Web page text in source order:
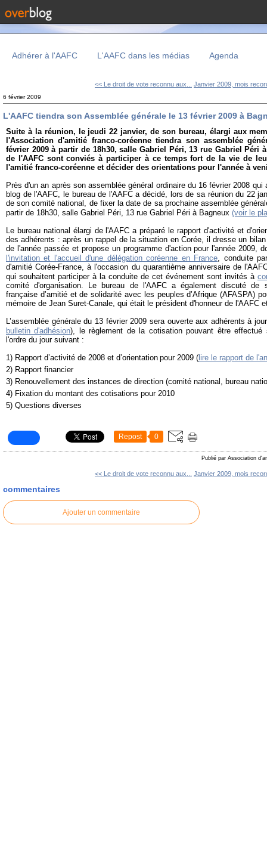
Adhérer à l'AAFC L'AAFC dans les médias Agenda
<< Le droit de vote reconnu aux... Janvier 2009, mois
6 février 2009
L'AAFC tiendra son Assemblée générale le 13 février 2009 à
Suite à la réunion, le jeudi 22 janvier, de son bureau, élargi aux
l'Association d'amitié franco-coréenne tiendra son assemblée
février 2009 à partir de 18h30, salle Gabriel Péri, 13 rue Gabriel Péri
de l'AAFC sont conviés à participer à ce temps fort de la vie de
l'amitié franco-coréenne et décider des orientations pour l'année à
Près d'un an après son assemblée général ordinaire du 16 février 2008
blog de l'AAFC, le bureau de l'AAFC a décidé, lors de sa réunion du 22
de son comité national, de fixer la date de sa prochaine assemblée
partir de 18h30, salle Gabriel Péri, 13 rue Gabriel Péri à Bagneux (voir le
Le bureau national élargi de l'AAFC a préparé le rapport d'activité et
des adhérents : après un rappel de la situation en Corée, il dresse un
de l'année passée et propose un programme d'action pour l'année 2009,
l'invitation et l'accueil d'une délégation coréenne en France, conduite
d'amitié Corée-France, à l'occasion du quarantième anniversaire de
qui souhaitent participer à la conduite de cet événement sont invités à
comité d'organisation. Le bureau de l'AAFC a également discuté de
française d’amitié et de solidarité avec les peuples d’Afrique (AFASPA)
mémoire de Jean Suret-Canale, qui était le président d'honneur de l'AAFC
L’assemblée générale du 13 février 2009 sera ouverte aux adhérents à
bulletin d'adhésion), le règlement de la cotisation pouvant être
l'ordre du jour suivant :
1) Rapport d’activité de 2008 et d’orientation pour 2009 ( lire le rapport de
2) Rapport financier
3) Renouvellement des instances de direction (comité national, bureau
4) Fixation du montant des cotisations pour 2010
5) Questions diverses
Repost 0
Publié par Association
<< Le droit de vote reconnu aux... Janvier 2009, mois
commentaires
Ajouter un commentaire